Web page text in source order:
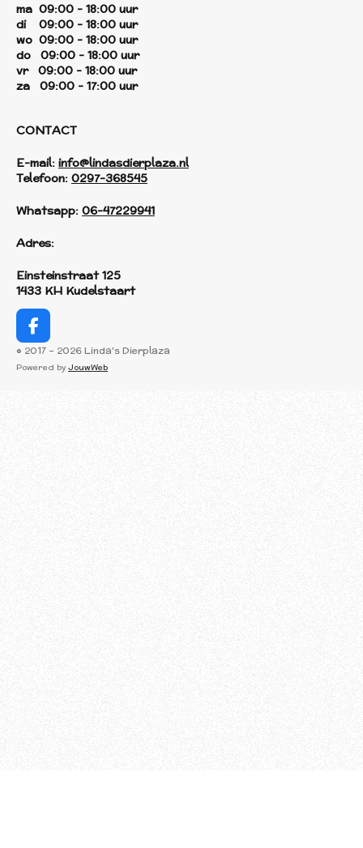
ma 09:00 - 18:00 uur
di 09:00 - 18:00 uur
wo 09:00 - 18:00 uur
do 09:00 - 18:00 uur
vr 09:00 - 18:00 uur
za 09:00 - 17:00 uur
CONTACT
E-mail: info@lindasdierplaza.nl
Telefoon: 0297-368545
Whatsapp: 06-47229941
Adres:
Einsteinstraat 125
1433 KH Kudelstaart
F
a
c
© 2017 - 2026 Linda's Dierplaza
Powered by JouwWeb